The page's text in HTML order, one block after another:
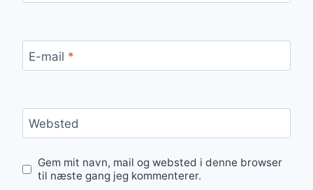
E-mail *
Websted
Gem mit navn, mail og websted i denne browser
til næste gang jeg kommenterer.